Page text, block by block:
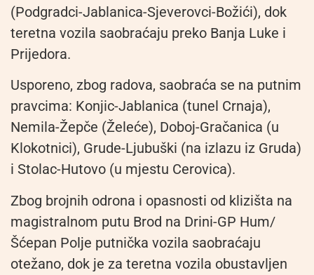
(Podgradci-Jablanica-Sjeverovci-Božići), dok
teretna vozila saobraćaju preko Banja Luke i
Prijedora.
Usporeno, zbog radova, saobraća se na putnim
pravcima: Konjic-Jablanica (tunel Crnaja),
Nemila-Žepče (Želeće), Doboj-Gračanica (u
Klokotnici), Grude-Ljubuški (na izlazu iz Gruda)
i Stolac-Hutovo (u mjestu Cerovica).
Zbog brojnih odrona i opasnosti od klizišta na
magistralnom putu Brod na Drini-GP Hum/
Šćepan Polje putnička vozila saobraćaju
otežano, dok je za teretna vozila obustavljen